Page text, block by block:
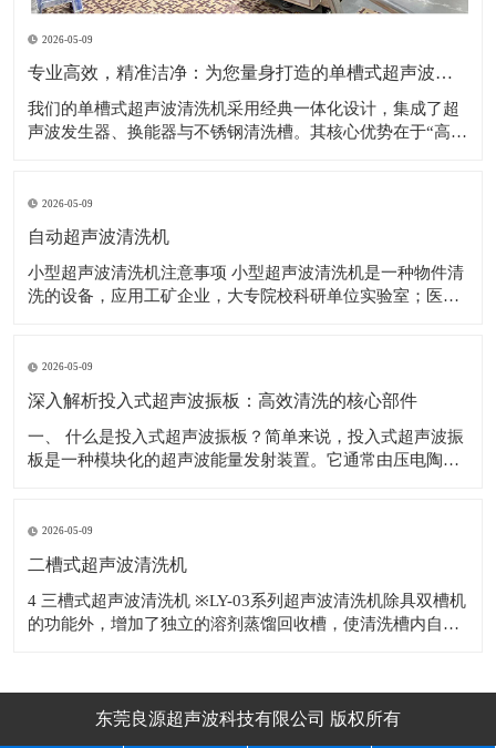
2026-05-09
专业高效，精准洁净：为您量身打造的单槽式超声波清洗解决方案
​我们的单槽式超声波清洗机采用经典一体化设计，集成了超
声波发生器、换能器与不锈钢清洗槽。其核心优势在于“高效
件表面的油污、粉尘、碎屑等各类污染物。设备操作极其简
便，用户只需加入清洗液、设置时间与
2026-05-09
自动超声波清洗机
小型超声波清洗机注意事项 小型超声波清洗机是一种物件清
洗的设备，应用工矿企业，大专院校科研单位实验室；医
除。 使用超声波清洗机的注意事项如下： 1.为避免清洗槽，
因热
2026-05-09
深入解析投入式超声波振板：高效清洗的核心部件
​一、 什么是投入式超声波振板？简单来说，投入式超声波振
板是一种模块化的超声波能量发射装置。它通常由压电陶瓷
独立的防水结构，可以根据清洗槽的尺寸和清洗工艺要求，
灵活地安装于槽体底部或侧壁，甚至多块
2026-05-09
二槽式超声波清洗机
4 三槽式超声波清洗机 ※LY-03系列超声波清洗机除具双槽机
的功能外，增加了独立的溶剂蒸馏回收槽，使清洗槽内自动
东莞良源超声波科技有限公司 版权所有